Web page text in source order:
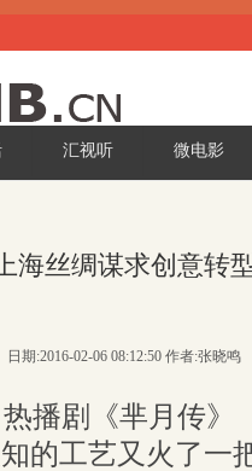
汇视听 微电影
海丝绸谋求创意转
日期:2016-02-06 08:12:50 作者:张晓鸣
热播剧《芈月传
的工艺又火了一